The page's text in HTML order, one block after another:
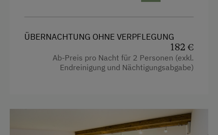
Bergtouren
Fahrradverleih
Rodelbahn in der Nähe
Schneeschuhwanderung
Fernseher
Haarföhn
Handtücher
Wasserkocher
ÜBERNACHTUNG OHNE VERPFLEGUNG
182 €
Ab-Preis pro Nacht für 2 Personen (exkl.
Endreinigung und Nächtigungsabgabe)